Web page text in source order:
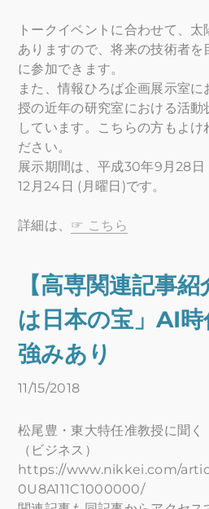
トークイベントに合わせて、
ありますので、将来の技術者
に参加できます。
また、情報ひろば企画展示室
授の近年の研究室における活動
しています。こちらの方もよけ
ださい。
展示期間は、平成30年9月28
12月24日 (月曜日)です。
詳細は、 ☞ こちら
【高専関連記事
は日本の宝」AI
強みあり
11/15/2018
松尾豊・東大特任准教授に聞
（ビジネス）
https://www.nikkei.com/
0U8A111C1000000/